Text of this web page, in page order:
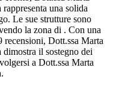
una solida
Le sue strutture sono
la zona di . Con una
recensioni, Dott.ssa Marta
il sostegno dei
a Dott.ssa Marta